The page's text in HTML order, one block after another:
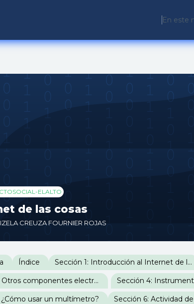
En este
ELALTO
de las cosas
CREUZA FOURNIER ROJAS
de sección
Índice Sección 1: Introducción al Internet de las Cosas
Sección 3: Otros componentes electrónicos
¿Cómo usar un multímetro? Sección 6: Actividad